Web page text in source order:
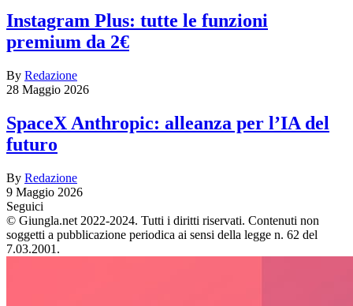
Instagram Plus: tutte le funzioni
premium da 2€
By Redazione
28 Maggio 2026
SpaceX Anthropic: alleanza per l’IA del
futuro
By Redazione
9 Maggio 2026
Seguici
© Giungla.net 2022-2024. Tutti i diritti riservati. Contenuti non
soggetti a pubblicazione periodica ai sensi della legge n. 62 del
7.03.2001.